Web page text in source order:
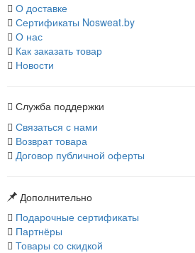
О доставке
Сертификаты Nosweat.by
О нас
Как заказать товар
Новости
Служба поддержки
Связаться с нами
Возврат товара
Договор публичной оферты
Дополнительно
Подарочные сертификаты
Партнёры
Товары со скидкой